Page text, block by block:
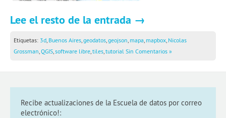
Lee el resto de la entrada →
Etiquetas: 3d Buenos Aires geodatos geojson mapa mapbox Nicolas
Grossman QGIS software libre tiles tutorial Sin Comentarios »
Recibe actualizaciones de la Escuela de datos por correo
electrónico!: